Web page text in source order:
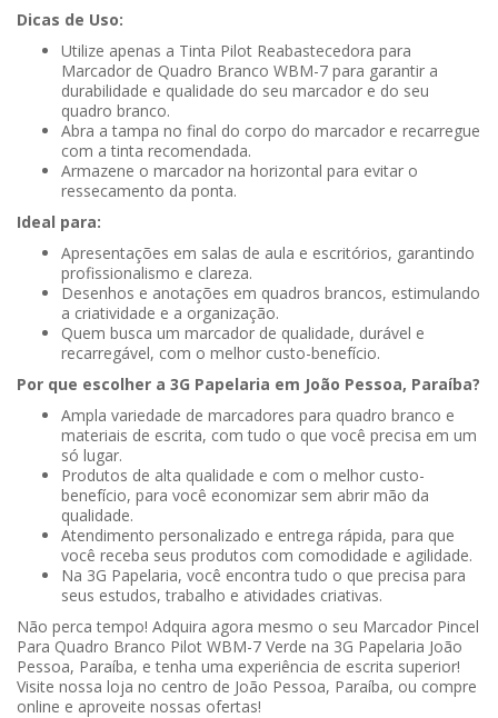
Dicas de Uso:
Utilize apenas a Tinta Pilot Reabastecedora para
Marcador de Quadro Branco WBM-7 para garantir a
durabilidade e qualidade do seu marcador e do seu
quadro branco.
Abra a tampa no final do corpo do marcador e recarregue
com a tinta recomendada.
Armazene o marcador na horizontal para evitar o
ressecamento da ponta.
Ideal para:
Apresentações em salas de aula e escritórios, garantindo
profissionalismo e clareza.
Desenhos e anotações em quadros brancos, estimulando
a criatividade e a organização.
Quem busca um marcador de qualidade, durável e
recarregável, com o melhor custo-benefício.
Por que escolher a 3G Papelaria em João Pessoa, Paraíba?
Ampla variedade de marcadores para quadro branco e
materiais de escrita, com tudo o que você precisa em um
só lugar.
Produtos de alta qualidade e com o melhor custo-
benefício, para você economizar sem abrir mão da
qualidade.
Atendimento personalizado e entrega rápida, para que
você receba seus produtos com comodidade e agilidade.
Na 3G Papelaria, você encontra tudo o que precisa para
seus estudos, trabalho e atividades criativas.
Não perca tempo! Adquira agora mesmo o seu Marcador Pincel
Para Quadro Branco Pilot WBM-7 Verde na 3G Papelaria João
Pessoa, Paraíba, e tenha uma experiência de escrita superior!
Visite nossa loja no centro de João Pessoa, Paraíba, ou compre
online e aproveite nossas ofertas!